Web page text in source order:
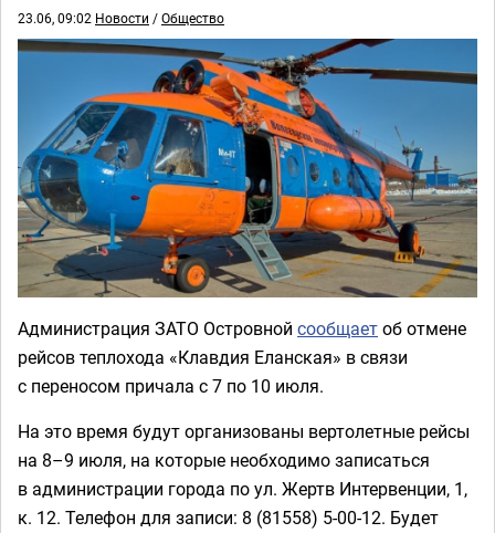
23.06, 09:02 Новости /Общество
Администрация ЗАТО Островной сообщаетоб отмене
рейсов теплохода «Клавдия Еланская» в связи
с переносом причала с 7 по 10 июля.
На это время будут организованы вертолетные рейсы
на 8–9 июля, на которые необходимо записаться
в администрации города по ул. Жертв Интервенции, 1,
к. 12. Телефон для записи: 8 (81558) 5-00-12. Будет